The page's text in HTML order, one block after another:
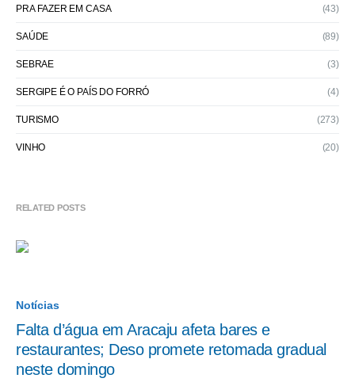
PRA FAZER EM CASA (43)
SAÚDE (89)
SEBRAE (3)
SERGIPE É O PAÍS DO FORRÓ (4)
TURISMO (273)
VINHO (20)
RELATED POSTS
Notícias
Falta d’água em Aracaju afeta bares e
restaurantes; Deso promete retomada gradual
neste domingo